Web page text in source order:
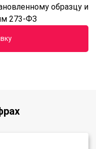
образцу и
273-ФЗ